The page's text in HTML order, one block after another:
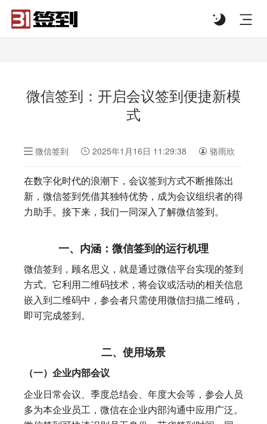
微信签到：开启会议签到便捷新模
式
微信签到 2025年1月16日 11:29:38 骆雨欣
在数字化时代的浪潮下，会议签到方式不断推陈出
新，微信签到凭借其独特优势，成为会议组织者的得
力助手。接下来，我们一同深入了解微信签到。
一、内涵：微信签到的运行机理
微信签到，顾名思义，就是通过微信平台实现的签到
方式。它利用二维码技术，将会议或活动的相关信息
嵌入到二维码中，参会者只需使用微信扫描二维码，
即可完成签到。
二、使用场景
（一）企业内部会议
企业日常会议、季度总结会、年度大会等，参会人员
多为本企业员工，微信在企业内部沟通中应用广泛。